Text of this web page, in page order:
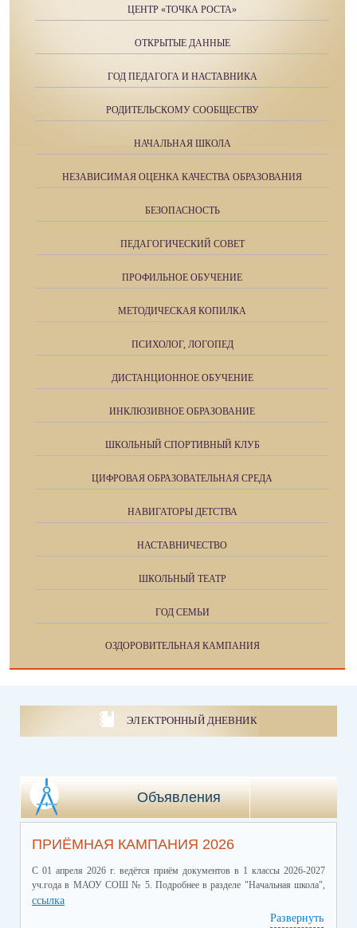
ЦЕНТР «ТОЧКА РОСТА»
ОТКРЫТЫЕ ДАННЫЕ
ГОД ПЕДАГОГА И НАСТАВНИКА
РОДИТЕЛЬСКОМУ СООБЩЕСТВУ
НАЧАЛЬНАЯ ШКОЛА
НЕЗАВИСИМАЯ ОЦЕНКА КАЧЕСТВА ОБРАЗОВАНИЯ
БЕЗОПАСНОСТЬ
ПЕДАГОГИЧЕСКИЙ СОВЕТ
ПРОФИЛЬНОЕ ОБУЧЕНИЕ
МЕТОДИЧЕСКАЯ КОПИЛКА
ПСИХОЛОГ, ЛОГОПЕД
ДИСТАНЦИОННОЕ ОБУЧЕНИЕ
ИНКЛЮЗИВНОЕ ОБРАЗОВАНИЕ
ШКОЛЬНЫЙ СПОРТИВНЫЙ КЛУБ
ЦИФРОВАЯ ОБРАЗОВАТЕЛЬНАЯ СРЕДА
НАВИГАТОРЫ ДЕТСТВА
НАСТАВНИЧЕСТВО
ШКОЛЬНЫЙ ТЕАТР
ГОД СЕМЬИ
ОЗДОРОВИТЕЛЬНАЯ КАМПАНИЯ
ЭЛЕКТРОННЫЙ ДНЕВНИК
Объявления
ПРИЁМНАЯ КАМПАНИЯ 2026
С 01 апреля 2026 г. ведётся приём документов в 1 классы 2026-2027
уч.года в МАОУ СОШ № 5. Подробнее в разделе "Начальная школа",
ссылка
Развернуть